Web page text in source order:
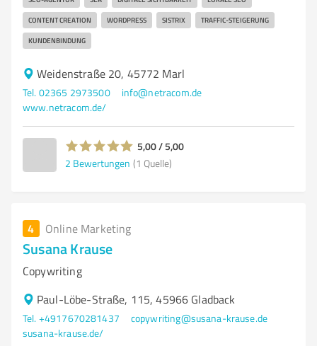
CONTENT CREATION WORDPRESS SISTRIX TRAFFIC-STEIGERUNG
KUNDENBINDUNG
Weidenstraße 20, 45772 Marl
Tel. 02365 2973500
info@netracom.de
www.netracom.de/
5,00 / 5,00
2 Bewertungen (1 Quelle)
4 Online Marketing
Susana Krause
Copywriting
Paul-Löbe-Straße, 115, 45966 Gladback
Tel. +4917670281437
copywriting@susana-krause.de
susana-krause.de/